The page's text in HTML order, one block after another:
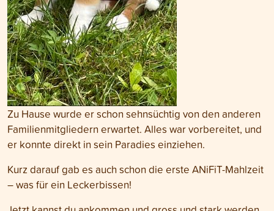
Zu Hause wurde er schon sehnsüchtig von den anderen
Familienmitgliedern erwartet. Alles war vorbereitet, und
er konnte direkt in sein Paradies einziehen.
Kurz darauf gab es auch schon die erste ANiFiT-Mahlzeit
– was für ein Leckerbissen!